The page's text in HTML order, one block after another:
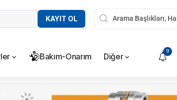
KAYIT OL
Bakım-Onarım Diğer
9